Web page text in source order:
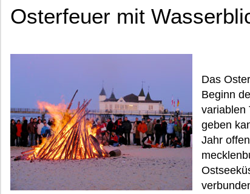
Osterfeuer mit
Das
Beginn
variablen
geben
Jahr